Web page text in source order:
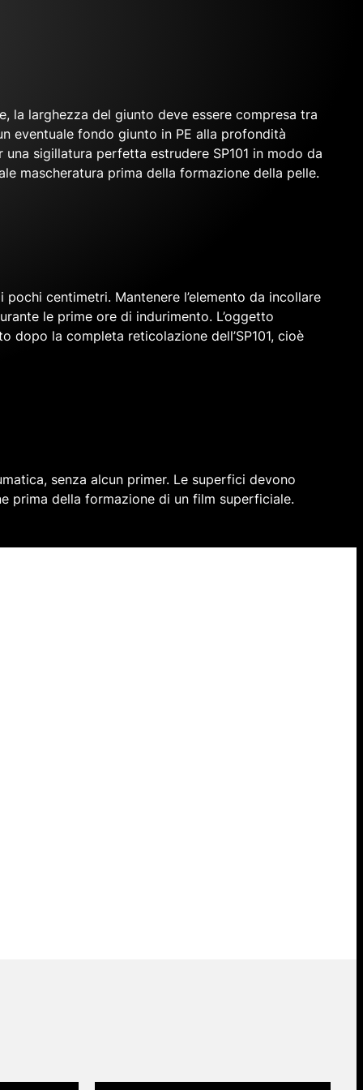
la larghezza del giunto deve essere compresa tra
eventuale fondo giunto in PE alla profondità
sigillatura perfetta estrudere SP101 in modo da
mascheratura prima della formazione della pelle.
centimetri. Mantenere l’elemento da incollare
le prime ore di indurimento. L’oggetto
dopo la completa reticolazione dell’SP101, cioè
senza alcun primer. Le superfici devono
prima della formazione di un film superficiale.